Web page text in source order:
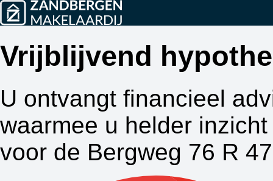
Vrijblijvend
U ontvangt financieel
waarmee u helder
voor de Bergweg 76 R